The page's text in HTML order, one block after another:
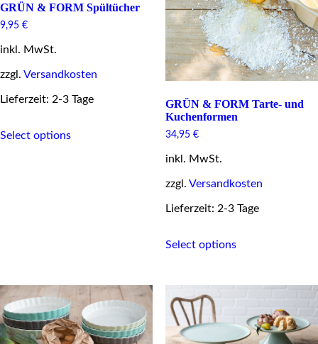
GRÜN & FORM Spültücher
9,95 €
inkl. MwSt.
zzgl. Versandkosten
Lieferzeit: 2-3 Tage
Select optionsproduct
product
page
GRÜN & FORM Tarte- und
Kuchenformen
34,95 €
inkl. MwSt.
zzgl. Versandkosten
Lieferzeit: 2-3 Tage
Select optionsproduct
variants.
options
may
be